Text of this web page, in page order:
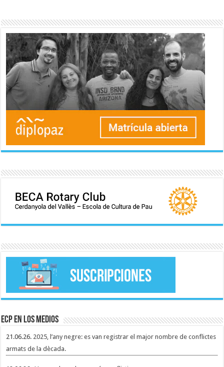
ECP en los medios
21.06.26. 2025, l’any negre: es van registrar el major nombre de conflictes
armats de la dècada.